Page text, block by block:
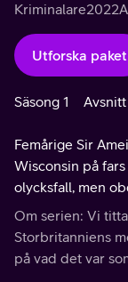
Kriminalare2022
Utforska paket
Säsong 1 Avsnitt
Femårige Sir
Wisconsin på
olycksfall, men
sanningen.
Om serien: Vi
Storbritanniens
på vad det var